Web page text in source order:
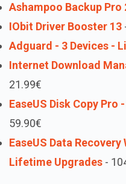
Ashampoo Backup Pro
IObit Driver Booster 13
Adguard - 3 Devices -
Internet Download
21.99€
EaseUS Disk Copy
59.90€
EaseUS Data
Lifetime Upgrades -